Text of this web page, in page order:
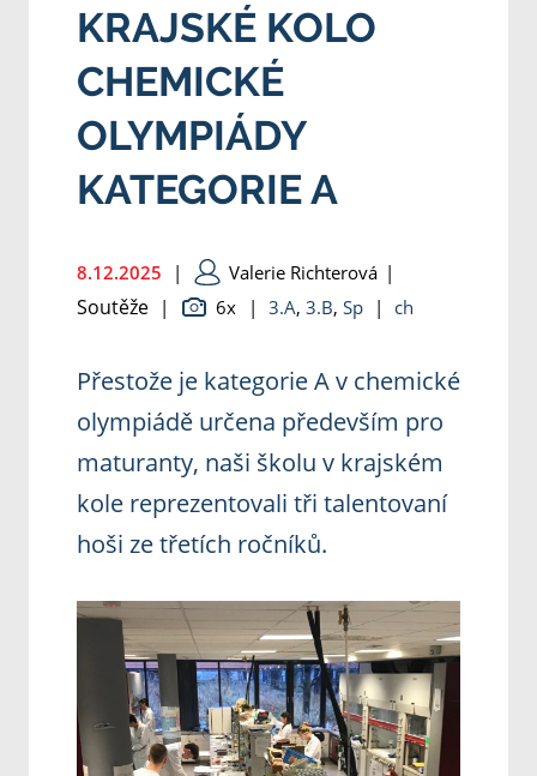
KRAJSKÉ KOLO
CHEMICKÉ
OLYMPIÁDY
KATEGORIE A
8.12.2025 | Valerie Richterová |
Soutěže | 6x | 3.A, 3.B, Sp | ch
Přestože je kategorie A v chemické
olympiádě určena především pro
maturanty, naši školu v krajském
kole reprezentovali tři talentovaní
hoši ze třetích ročníků.